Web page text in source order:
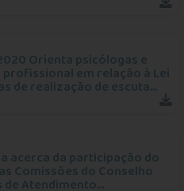
e
em relação à Lei
de realização de escuta
acerca da participação do
Comissões do Conselho
Atendimento